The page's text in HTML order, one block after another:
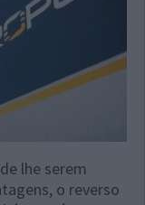
lhe serem
o reverso